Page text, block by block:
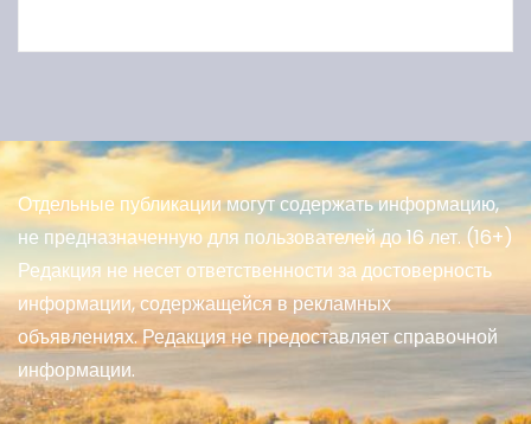
Отдельные публикации могут содержать информацию,
не предназначенную для пользователей до 16 лет. (16+)
Редакция не несет ответственности за достоверность
информации, содержащейся в рекламных
объявлениях. Редакция не предоставляет справочной
информации.